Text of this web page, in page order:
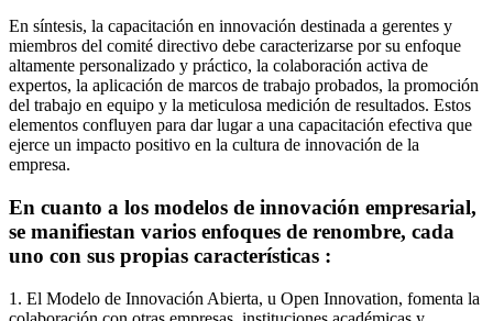
En síntesis, la capacitación en innovación destinada a gerentes y
miembros del comité directivo debe caracterizarse por su enfoque
altamente personalizado y práctico, la colaboración activa de
expertos, la aplicación de marcos de trabajo probados, la promoción
del trabajo en equipo y la meticulosa medición de resultados. Estos
elementos confluyen para dar lugar a una capacitación efectiva que
ejerce un impacto positivo en la cultura de innovación de la
empresa.
En cuanto a los modelos de innovación empresarial,
se manifiestan varios enfoques de renombre, cada
uno con sus propias características :
1. El Modelo de Innovación Abierta, u Open Innovation, fomenta la